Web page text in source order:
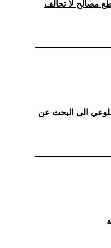
مصالح لا تحالف
للوعي الى البحث عن